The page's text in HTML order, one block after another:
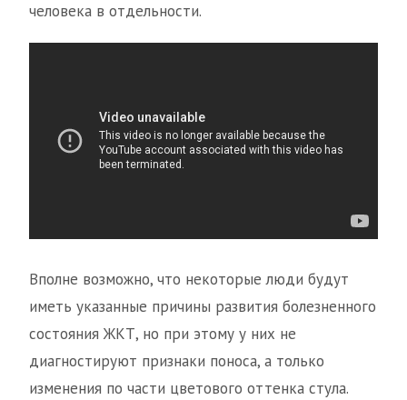
человека в отдельности.
Вполне возможно, что некоторые люди будут
иметь указанные причины развития болезненного
состояния ЖКТ, но при этому у них не
диагностируют признаки поноса, а только
изменения по части цветового оттенка стула.